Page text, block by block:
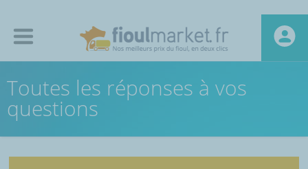
Toutes les réponses à vos
questions